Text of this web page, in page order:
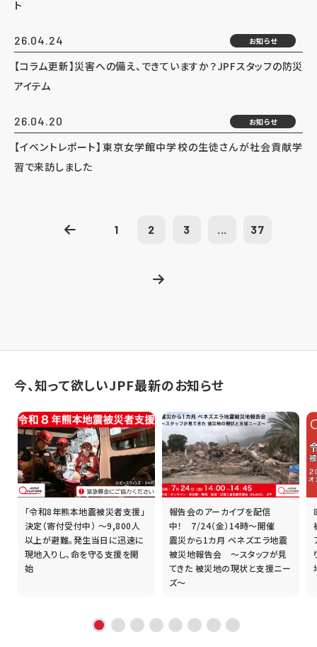
ト
26.04.24 お知らせ
【コラム更新】災害への備え、できていますか？JPFスタッフの防災
アイテム
26.04.20 お知らせ
【イベントレポート】東京女学館中学校の生徒さんが社会貢献学
習で来訪しました
1 2 3 ... 37
今、知って欲しいJPF最新のお知らせ
「令和8年熊本地震被災者支援」
決定（寄付受付中） ～9,800人
以上が避難。発生当日に迅速に
現地入りし、命を守る支援を開
始
報告会のアーカイブを配信
中！ 7/24（金）14時～開催
震災から1カ月 ベネズエラ地震
被災地報告会 ～スタッフが見
てきた 被災地の現状と支援ニー
ズ～